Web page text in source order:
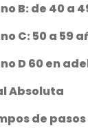
B: de 40 a
C: 50 a 59
D 60 en
Absoluta
de